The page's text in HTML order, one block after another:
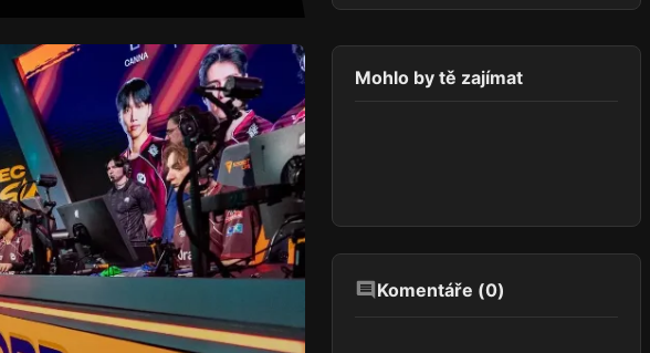
Mohlo by tě zajímat
Komentáře (0)